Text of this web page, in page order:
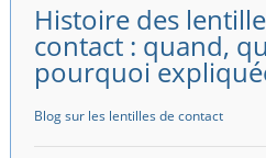
Histoire des
contact : quand,
pourquoi
Blog sur les lentilles de contact